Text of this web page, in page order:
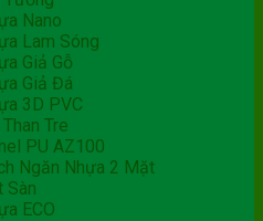
Nano
Lam Sóng
Giả Gỗ
Giả Đá
3D PVC
Tre
PU AZ100
Ngăn Nhựa 2 Mặt
Sàn
ECO